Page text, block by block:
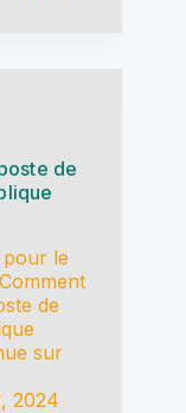
de
pour le
de
sur
2024